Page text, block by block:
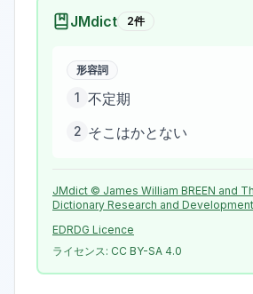
JMdict 2件
形容詞
1 不定期
2 そこはかとない
JMdict © James William BREEN and
Dictionary Research and
EDRDG Licence
ライセンス: CC BY-SA 4.0